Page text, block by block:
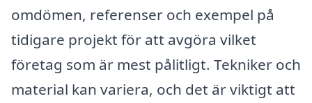
omdömen, referenser och exempel på
tidigare projekt för att avgöra vilket
företag som är mest pålitligt. Tekniker och
material kan variera, och det är viktigt att